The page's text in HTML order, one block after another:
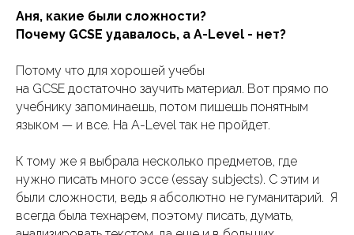
Аня, какие были сложности?
Почему GCSE удавалось, а A-Level - нет?
Потому что для хорошей учебы
на GCSE достаточно заучить материал. Вот прямо по
учебнику запоминаешь, потом пишешь понятным
языком — и все. На A-Level так не пройдет.
К тому же я выбрала несколько предметов, где
нужно писать много эссе (essay subjects). С этим и
были сложности, ведь я абсолютно не гуманитарий. Я
всегда была технарем, поэтому писать, думать,